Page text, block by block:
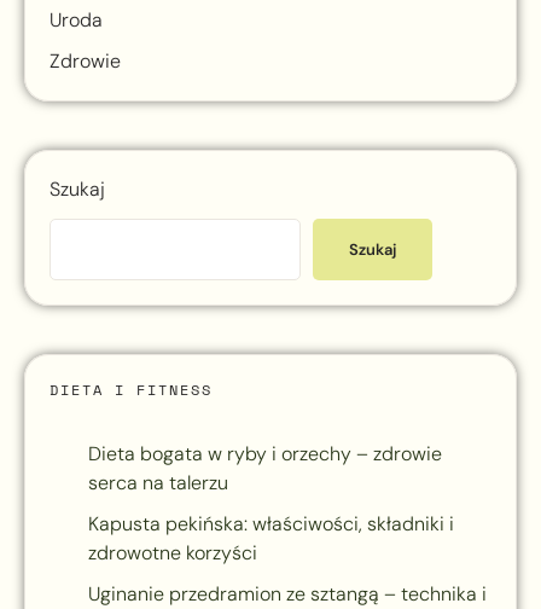
Uroda
Zdrowie
Szukaj
Szukaj
DIETA I FITNESS
Dieta bogata w ryby i orzechy – zdrowie
serca na talerzu
Kapusta pekińska: właściwości, składniki i
zdrowotne korzyści
Uginanie przedramion ze sztangą – technika i